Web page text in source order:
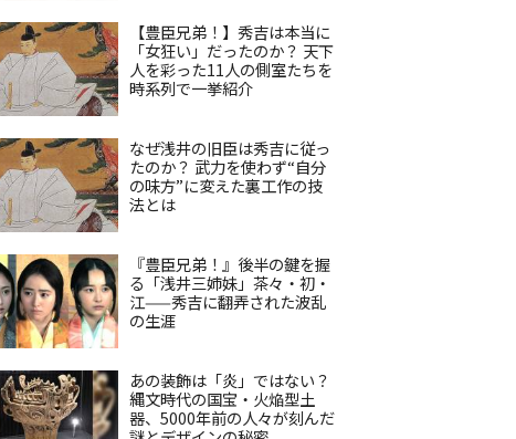
【豊臣兄弟！】秀吉は本当に
「女狂い」だったのか？ 天下
人を彩った11人の側室たちを
時系列で一挙紹介
なぜ浅井の旧臣は秀吉に従っ
たのか？ 武力を使わず“自分
の味方”に変えた裏工作の技
法とは
『豊臣兄弟！』後半の鍵を握
る「浅井三姉妹」茶々・初・
江——秀吉に翻弄された波乱
の生涯
あの装飾は「炎」ではない？
縄文時代の国宝・火焔型土
器、5000年前の人々が刻んだ